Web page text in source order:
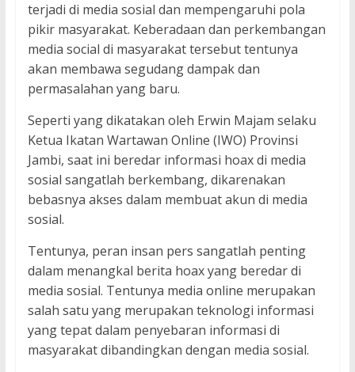
terjadi di media sosial dan mempengaruhi pola
pikir masyarakat. Keberadaan dan perkembangan
media social di masyarakat tersebut tentunya
akan membawa segudang dampak dan
permasalahan yang baru.
Seperti yang dikatakan oleh Erwin Majam selaku
Ketua Ikatan Wartawan Online (IWO) Provinsi
Jambi, saat ini beredar informasi hoax di media
sosial sangatlah berkembang, dikarenakan
bebasnya akses dalam membuat akun di media
sosial.
Tentunya, peran insan pers sangatlah penting
dalam menangkal berita hoax yang beredar di
media sosial. Tentunya media online merupakan
salah satu yang merupakan teknologi informasi
yang tepat dalam penyebaran informasi di
masyarakat dibandingkan dengan media sosial.